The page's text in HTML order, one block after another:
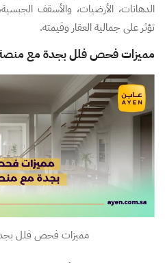
الدهانات، الأرضيات، والأسقف
تؤثر على جمالية العقار وقيمته.
مميزات فحص فلل بجدة مع
مميزات فحص فلل